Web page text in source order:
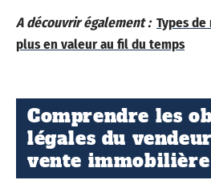
A découvrir également : Types
plus en valeur au fil du temps
Comprendre les
légales du
vente immobilière